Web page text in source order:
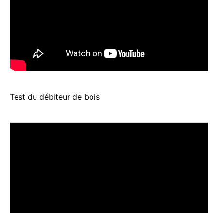
Test du débiteur de bois